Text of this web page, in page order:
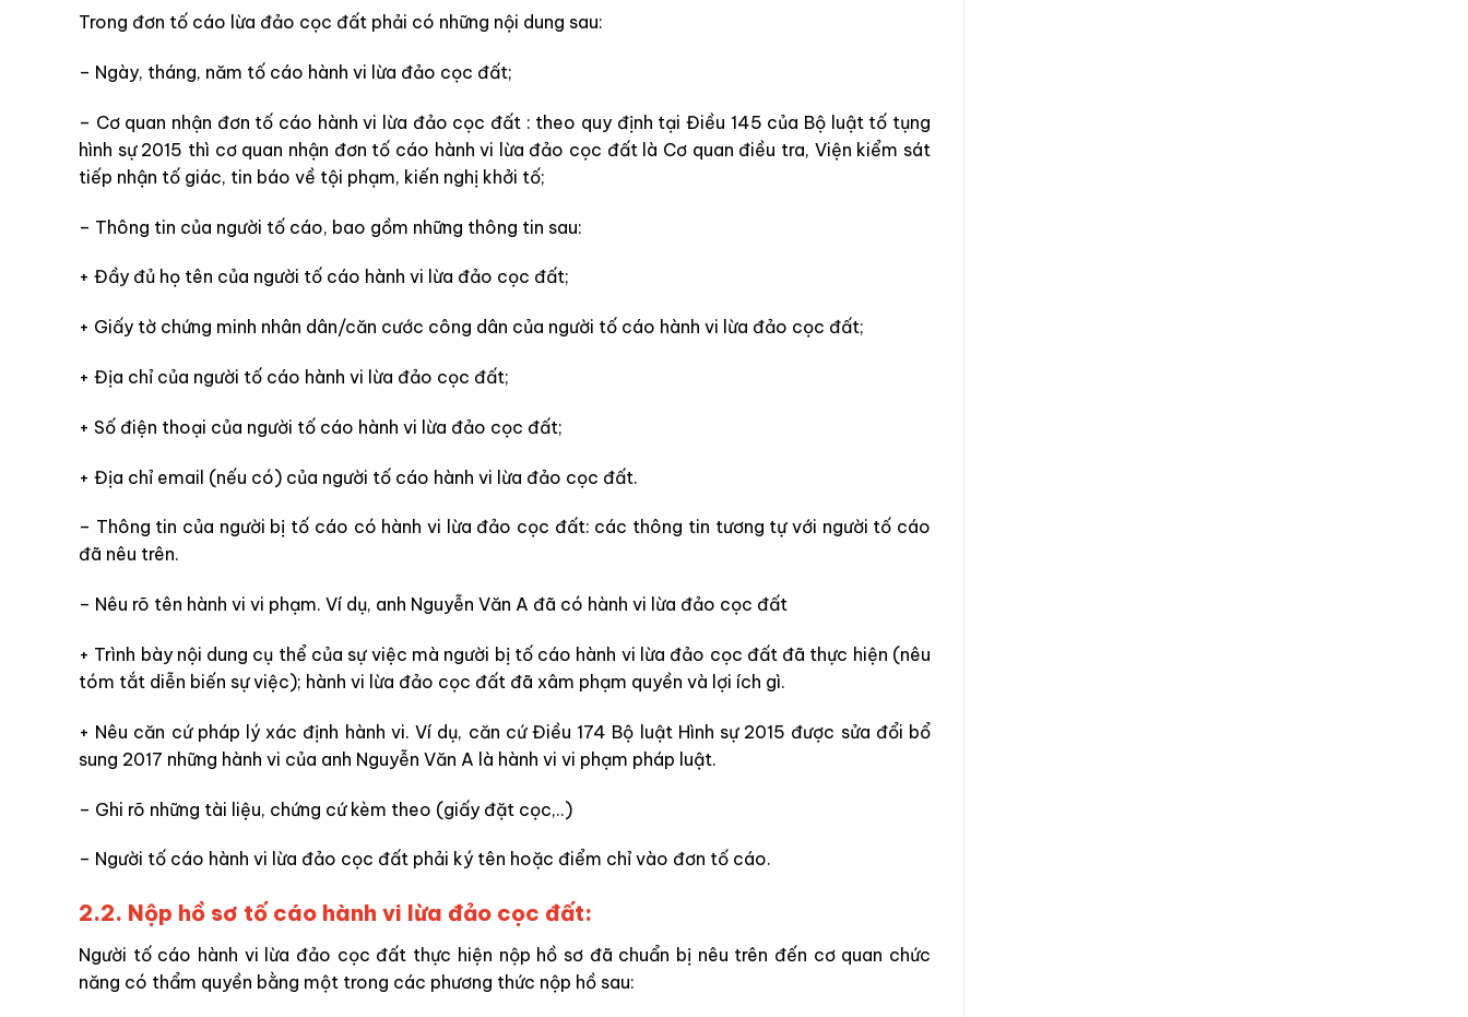
Trong đơn tố cáo lừa đảo cọc đất phải có những nội dung sau:
– Ngày, tháng, năm tố cáo hành vi lừa đảo cọc đất;
– Cơ quan nhận đơn tố cáo hành vi lừa đảo cọc đất : theo quy định tại Điều 145 của Bộ luật tố tụng
hình sự 2015 thì cơ quan nhận đơn tố cáo hành vi lừa đảo cọc đất là Cơ quan điều tra, Viện kiểm sát
tiếp nhận tố giác, tin báo về tội phạm, kiến nghị khởi tố;
– Thông tin của người tố cáo, bao gồm những thông tin sau:
+ Đầy đủ họ tên của người tố cáo hành vi lừa đảo cọc đất;
+ Giấy tờ chứng minh nhân dân/căn cước công dân của người tố cáo hành vi lừa đảo cọc đất;
+ Địa chỉ của người tố cáo hành vi lừa đảo cọc đất;
+ Số điện thoại của người tố cáo hành vi lừa đảo cọc đất;
+ Địa chỉ email (nếu có) của người tố cáo hành vi lừa đảo cọc đất.
– Thông tin của người bị tố cáo có hành vi lừa đảo cọc đất: các thông tin tương tự với người tố cáo
đã nêu trên.
– Nêu rõ tên hành vi vi phạm. Ví dụ, anh Nguyễn Văn A đã có hành vi lừa đảo cọc đất
+ Trình bày nội dung cụ thể của sự việc mà người bị tố cáo hành vi lừa đảo cọc đất đã thực hiện (nêu
tóm tắt diễn biến sự việc); hành vi lừa đảo cọc đất đã xâm phạm quyền và lợi ích gì.
+ Nêu căn cứ pháp lý xác định hành vi. Ví dụ, căn cứ Điều 174 Bộ luật Hình sự 2015 được sửa đổi bổ
sung 2017 những hành vi của anh Nguyễn Văn A là hành vi vi phạm pháp luật.
– Ghi rõ những tài liệu, chứng cứ kèm theo (giấy đặt cọc,..)
– Người tố cáo hành vi lừa đảo cọc đất phải ký tên hoặc điểm chỉ vào đơn tố cáo.
2.2. Nộp hồ sơ tố cáo hành vi lừa đảo cọc đất:
Người tố cáo hành vi lừa đảo cọc đất thực hiện nộp hồ sơ đã chuẩn bị nêu trên đến cơ quan chức
năng có thẩm quyền bằng một trong các phương thức nộp hồ sau: